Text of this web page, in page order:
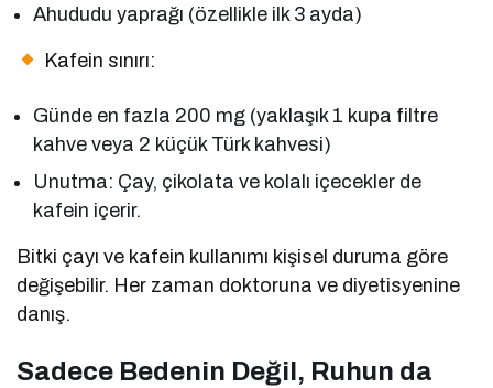
Ahududu yaprağı (özellikle ilk 3 ayda)
Kafein sınırı:
Günde en fazla 200 mg (yaklaşık 1 kupa filtre
kahve veya 2 küçük Türk kahvesi)
Unutma: Çay, çikolata ve kolalı içecekler de
kafein içerir.
Bitki çayı ve kafein kullanımı kişisel duruma göre
değişebilir. Her zaman doktoruna ve diyetisyenine
danış.
Sadece Bedenin Değil, Ruhun da